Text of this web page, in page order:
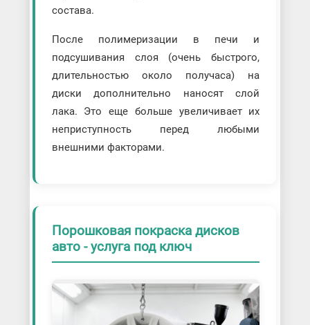
состава.
После полимеризации в печи и
подсушивания слоя (очень быстрого,
длительностью около получаса) на
диски дополнительно наносят слой
лака. Это еще больше увеличивает их
неприступность перед любыми
внешними факторами.
Порошковая покраска дисков
авто - услуга под ключ